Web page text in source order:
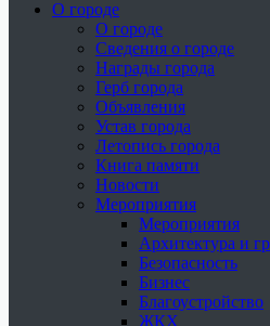
О городе
О городе
Сведения о городе
Награды города
Герб города
Объявления
Устав города
Летопись города
Книга памяти
Новости
Мероприятия
Мероприятия
Архитектура и
Безопасность
Бизнес
Благоустройство
ЖКХ